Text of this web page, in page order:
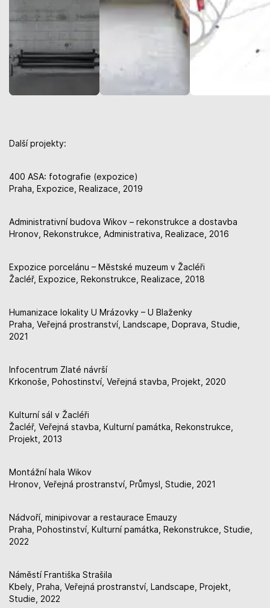
Další projekty:
400 ASA: fotografie (expozice)
Praha, Expozice, Realizace, 2019
Administrativní budova Wikov – rekonstrukce a dostavba
Hronov, Rekonstrukce, Administrativa, Realizace, 2016
Expozice porcelánu – Městské muzeum v Žacléři
Žacléř, Expozice, Rekonstrukce, Realizace, 2018
Humanizace lokality U Mrázovky – U Blaženky
Praha, Veřejná prostranství, Landscape, Doprava, Studie,
2021
Infocentrum Zlaté návrší
Krkonoše, Pohostinství, Veřejná stavba, Projekt, 2020
Kulturní sál v Žacléři
Žacléř, Veřejná stavba, Kulturní památka, Rekonstrukce,
Projekt, 2013
Montážní hala Wikov
Hronov, Veřejná prostranství, Průmysl, Studie, 2021
Nádvoří, minipivovar a restaurace Emauzy
Praha, Pohostinství, Kulturní památka, Rekonstrukce, Studie,
2022
Náměstí Františka Strašila
Kbely, Praha, Veřejná prostranství, Landscape, Projekt,
Studie, 2022